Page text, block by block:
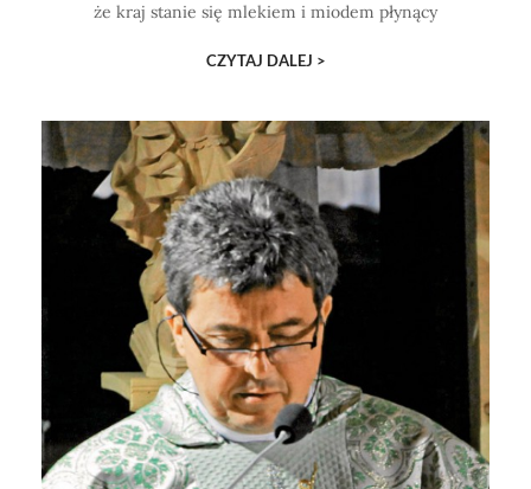
że kraj stanie się mlekiem i miodem płynący
CZYTAJ DALEJ >